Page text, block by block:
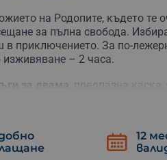
на Родопите, където те
за пълна свобода.
приключението. За по-
– 2 часа.
за двама , предпазна
и ще ви инструктира за
смяна по време на пауза.
преживяване
, което
12